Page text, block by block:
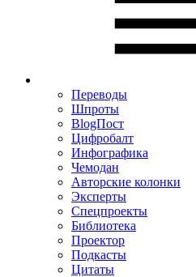
Переводы
Шпроты
BlogПост
Цифробалт
Инфографика
Чемодан
Авторские колонки
Эксперты
Спецпроекты
Библиотека
Проектор
Подкасты
Цитаты